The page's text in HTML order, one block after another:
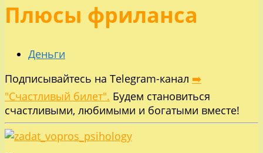
Плюсы фриланса
Деньги
Подписывайтесь на Telegram-канал ➡️
"Счастливый билет". Будем становиться
счастливыми, любимыми и богатыми вместе!